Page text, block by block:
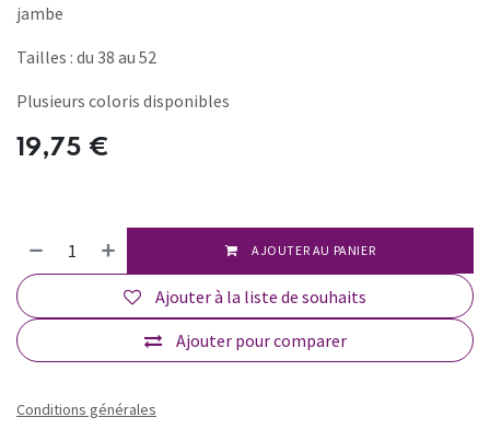
jambe
Tailles : du 38 au 52
Plusieurs coloris disponibles
19,75 €
AJOUTER AU PANIER
Ajouter pour comparer
Ajouter à la liste de souhaits
Conditions générales